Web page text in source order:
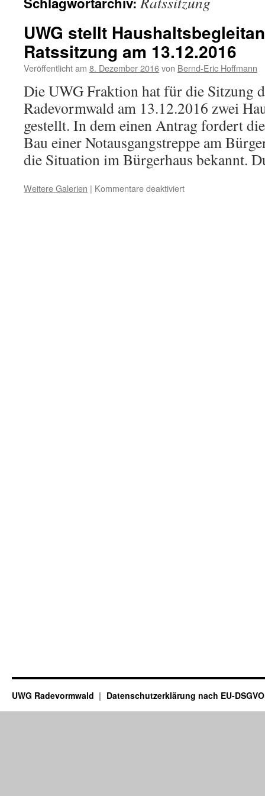
UWG stellt
Ratssitzung am 13.12.2016
Veröffentlicht am 8. Dezember 2016von Bernd-Eric Hoffmann
Die UWG Fraktion hat für die Sitzung
Radevormwald am 13.12.2016 zwei
gestellt. In dem einen Antrag fordert
Bau einer Notausgangstreppe am
die Situation im Bürgerhaus bekannt.
Weitere Galerien | Kommentare deaktiviertfür
UWG Radevormwald Datenschutzerklärung nach EU-DSGVO